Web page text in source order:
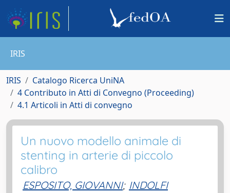
IRIS
IRIS
Catalogo Ricerca UniNA
4 Contributo in Atti di Convegno (Proceeding)
4.1 Articoli in Atti di convegno
Un nuovo modello animale di
stenting in arterie di piccolo
calibro
ESPOSITO, GIOVANNI; INDOLFI